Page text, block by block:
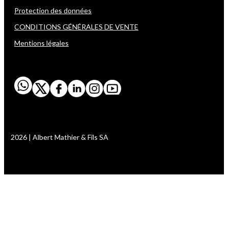
Protection des données
CONDITIONS GÉNÉRALES DE VENTE
Mentions légales
2026 | Albert Mathier & Fils SA